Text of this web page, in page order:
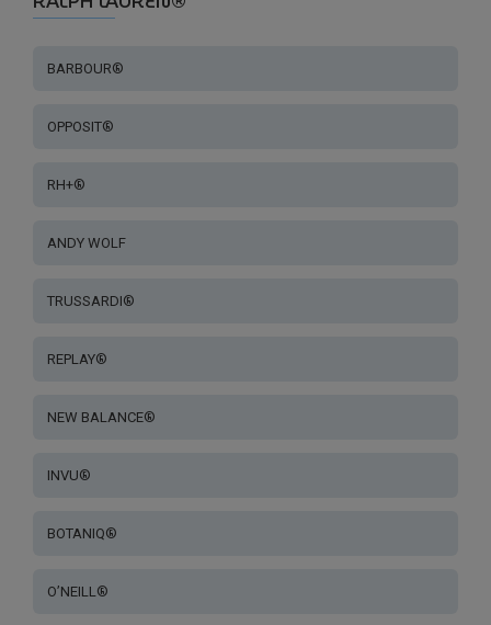
BARBOUR®
OPPOSIT®
RH+®
ANDY WOLF
TRUSSARDI®
REPLAY®
NEW BALANCE®
INVU®
BOTANIQ®
O’NEILL®